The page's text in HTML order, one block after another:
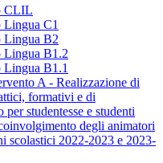
CLIL
Lingua C1
Lingua B2
Lingua B1.2
Lingua B1.1
A - Realizzazione di
formativi e di
per studentesse e studenti
degli animatori
scolastici 2022-2023 e 2023-